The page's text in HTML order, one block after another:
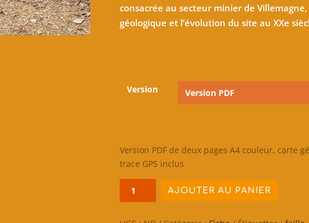
consacrée au secteur minier de
géologique et l’évolution du site au XXe
Version
Version PDF de deux pages A4 couleur, carte
trace GPS inclus
AJOUTER AU PANIER